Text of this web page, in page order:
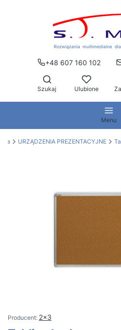
+48 607 160 102
Otwórz wyszukiwarkę
Szukaj Ulubione
Menu
URZĄDZENIA PREZENTACYJNE
2x3